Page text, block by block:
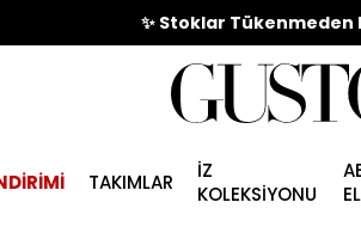
🎉%70'e Varan Büyük Yaz
TAKIMLAR
İZ
KOLEKSİYONU